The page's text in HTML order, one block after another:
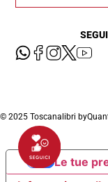
© 2025 Toscanalibri by
Le tue